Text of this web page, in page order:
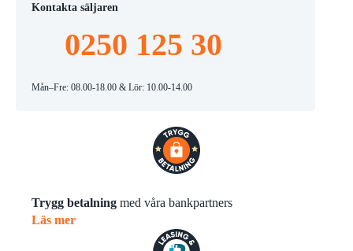
Kontakta säljaren
0250 125 30
Mån–Fre: 08.00-18.00 & Lör: 10.00-14.00
Trygg betalning med våra bankpartners
Läs mer